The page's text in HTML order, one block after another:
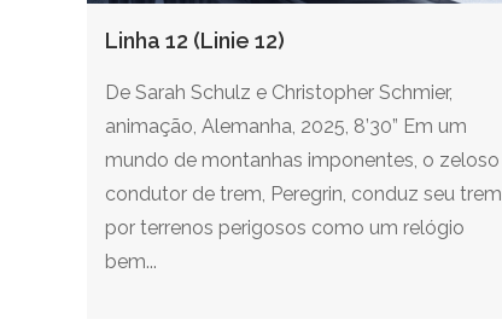
Linha 12 (Linie 12)
De Sarah Schulz e Christopher Schmier,
animação, Alemanha, 2025, 8’30” Em um
mundo de montanhas imponentes, o zeloso
condutor de trem, Peregrin, conduz seu trem
por terrenos perigosos como um relógio
bem...